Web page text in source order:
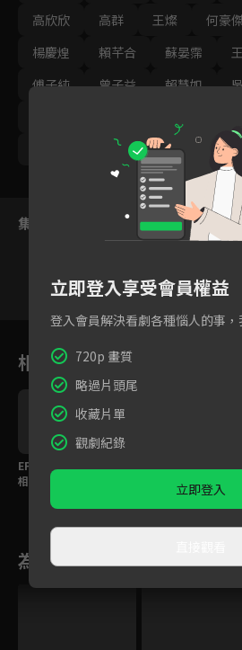
高欣欣
高群 王燦 何豪
楊慶煌
賴芊合 蘇晏霈
傅子純
曾子益 賴慧如
林筳諭 黃文星
集數列表
相關花絮
EP70預告｜千金一句話
相挺！曾子益為圓夢與
變「丁丁」？當面脫
性感胸毛全都露！
為您推薦
立即登入享受會員權益
登入會員解決看劇各種惱人的事
720p 畫質
略過片頭尾
收藏片單
觀劇紀錄
立即登入